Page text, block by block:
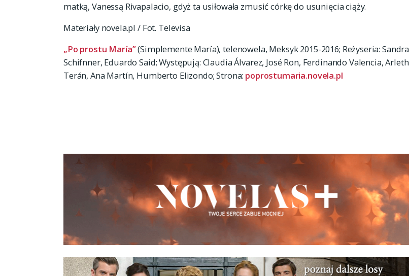
matką, Vanessą Rivapalacio, gdyż ta usiłowała zmusić córkę do usunięcia ciąży.
Materiały novela.pl / Fot. Televisa
„Po prostu María”(Simplemente María), telenowela, Meksyk 2015-2016; Reżyseria: Sandra
Schifnner, Eduardo Said; Występują: Claudia Álvarez, José Ron, Ferdinando Valencia, Arleth
Terán, Ana Martín, Humberto Elizondo; Strona: poprostumaria.novela.pl